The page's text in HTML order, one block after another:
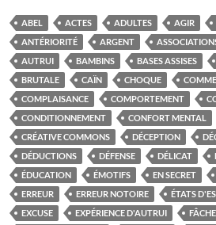
ABEL ACTES ADULTES AGIR
ANTÉRIORITÉ
ARGENT
AUTRUI
BAMBINS BASES ASSISES
BRUTALE
CAÏN CHOQUE
COMPLAISANCE
COMPORTEMENT
CONDITIONNEMENT
CONFORT MENTAL
CRÉATIVE COMMONS
DÉCEPTION
DÉDUCTIONS
DÉFENSE DÉLICAT
ÉDUCATION
ÉMOTIFS EN SECRET
ERREUR
ERREUR NOTOIRE ÉTATS
EXCUSE
EXPÉRIENCE D'AUTRUI FÂCHE